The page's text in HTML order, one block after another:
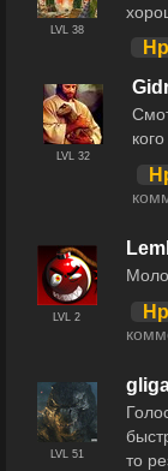
LVL 38
LVL 32
LVL 2
LVL 51
то